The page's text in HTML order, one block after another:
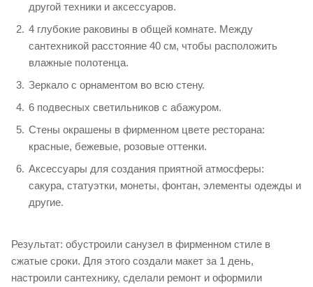
другой техники и аксессуаров.
4 глубокие раковины в общей комнате. Между
сантехникой расстояние 40 см, чтобы расположить
влажные полотенца.
Зеркало с орнаментом во всю стену.
6 подвесных светильников с абажуром.
Стены окрашены в фирменном цвете ресторана:
красные, бежевые, розовые оттенки.
Аксессуары для создания приятной атмосферы:
сакура, статуэтки, монеты, фонтан, элементы одежды и
другие.
Результат: обустроили санузел в фирменном стиле в
сжатые сроки. Для этого создали макет за 1 день,
настроили сантехнику, сделали ремонт и оформили